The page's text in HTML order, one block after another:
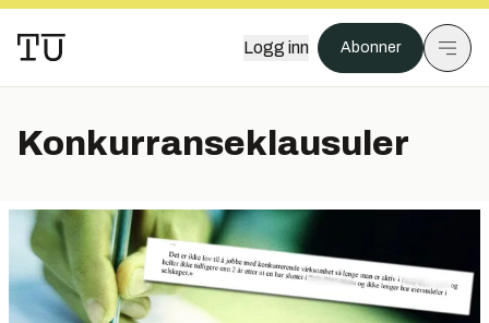
Logg inn Abonner
Konkurranseklausuler